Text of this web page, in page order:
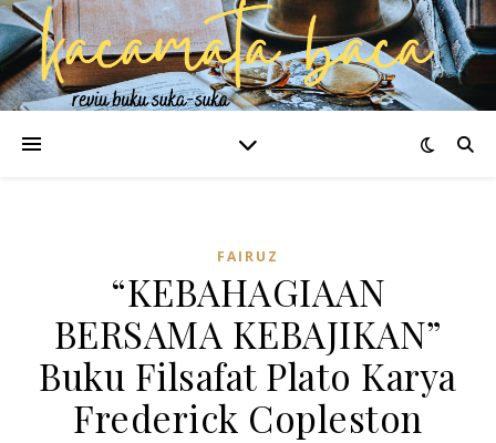
FAIRUZ
“KEBAHAGIAAN
BERSAMA KEBAJIKAN”
Buku Filsafat Plato Karya
Frederick Copleston